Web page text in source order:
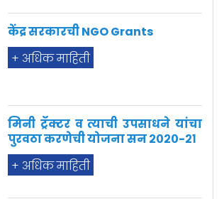
+ अधिक माहिती
पुरवठा करणेची योजना सन २०२०-२१
+ अधिक माहिती